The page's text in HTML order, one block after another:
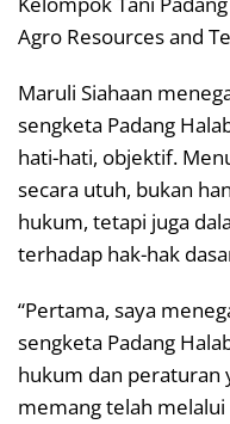
Agro Resources and
Maruli Siahaan
sengketa Padang
hati-hati, objektif.
secara utuh, bukan
hukum, tetapi juga
terhadap hak-hak
“Pertama, saya
sengketa Padang
hukum dan peraturan
memang telah